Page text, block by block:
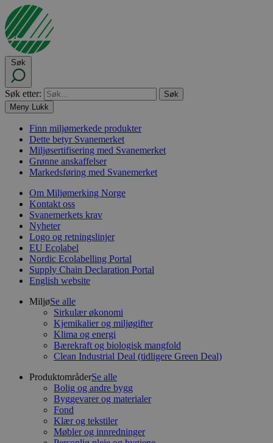
Søk
Søk etter:
Meny Lukk
Finn miljømerkede produkter
Dette betyr Svanemerket
Miljøsertifisering med Svanemerket
Grønne anskaffelser
Markedsføring med Svanemerket
Om Miljømerking Norge
Kontakt oss
Svanemerkets krav
Nyheter
Logo og retningslinjer
EU Ecolabel
Nordic Ecolabelling Portal
Supply Chain Declaration Portal
English website
MiljøSe alle
Sirkulær økonomi
Kjemikalier og miljøgifter
Klima og energi
Bærekraft og biologisk mangfold
Clean Industrial Deal (tidligere Green Deal)
ProduktområderSe alle
Bolig og andre bygg
Byggevarer og materialer
Fond
Klær og tekstiler
Møbler og innredninger